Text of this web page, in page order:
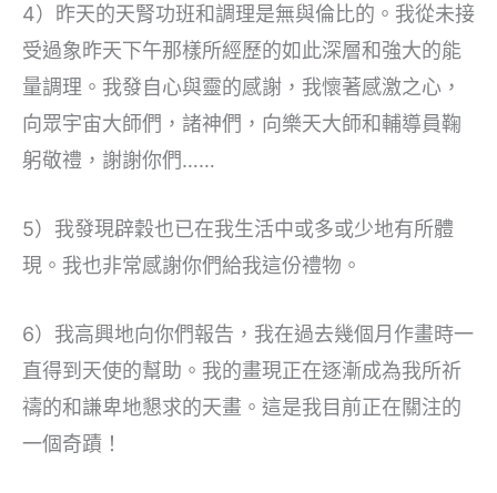
4）昨天的天腎功班和調理是無與倫比的。我從未接
受過象昨天下午那樣所經歷的如此深層和強大的能
量調理。我發自心與靈的感謝，我懷著感激之心，
向眾宇宙大師們，諸神們，向樂天大師和輔導員鞠
躬敬禮，謝謝你們……
5）我發現辟穀也已在我生活中或多或少地有所體
現。我也非常感謝你們給我這份禮物。
6）我高興地向你們報告，我在過去幾個月作畫時一
直得到天使的幫助。我的畫現正在逐漸成為我所祈
禱的和謙卑地懇求的天畫。這是我目前正在關注的
一個奇蹟！